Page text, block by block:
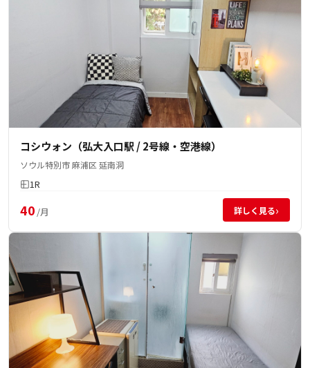
コシウォン（弘大入口駅 / 2号線・空港線）
ソウル特別市 麻浦区 延南洞
1R
40 /月 詳しく見る›